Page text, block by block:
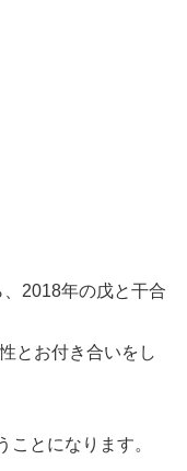
2018年の戊と干合
とお付き合いをし
ことになります。